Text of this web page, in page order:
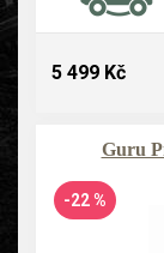
5 499 Kč
Guru
-22 %